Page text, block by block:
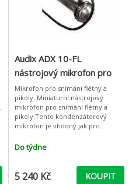
Audix ADX 10-FL
nástrojový mikrofon pro
fletnu a pikolu
Mikrofon pro snímání flétny a
pikoly. Miniaturní nástrojový
mikrofon pro snímání flétny a
pikoly.Tento kondenzátorový
mikrofon je vhodný jak pro
aplikace. ADX10-FL je miniaturní
kondenzátorový
Do týdne
5 240 Kč KOUPIT